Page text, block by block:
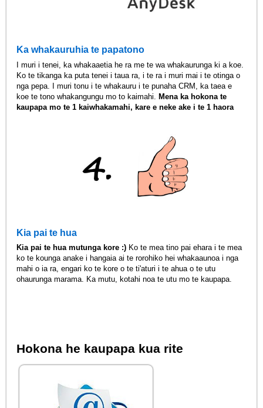
Ka whakauruhia te papatono
I muri i tenei, ka whakaaetia he ra me te wa whakaurunga ki a koe.
Ko te tikanga ka puta tenei i taua ra, i te ra i muri mai i te otinga o
nga pepa. I muri tonu i te whakauru i te punaha CRM, ka taea e
koe te tono whakangungu mo to kaimahi.Mena ka hokona te
kaupapa mo te 1 kaiwhakamahi, kare e neke ake i te 1 haora
Kia pai te hua
Kia pai te hua mutunga kore :) Ko te mea tino pai ehara i te mea
ko te kounga anake i hangaia ai te rorohiko hei whakaaunoa i nga
mahi o ia ra, engari ko te kore o te ti'aturi i te ahua o te utu
ohaurunga marama. Ka mutu, kotahi noa te utu mo te kaupapa.
Hokona he kaupapa kua rite